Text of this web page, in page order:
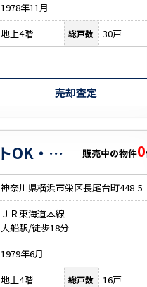
1978年11月
地上4階 総戸数 30戸
売却査定
長尾台マンション【ペットOK・庭・大船駅まで平坦】 販売中の物件0
神奈川県横浜市栄区長尾台町448-5
ＪＲ東海道本線
大船駅/徒歩18分
1979年6月
地上4階 総戸数 16戸